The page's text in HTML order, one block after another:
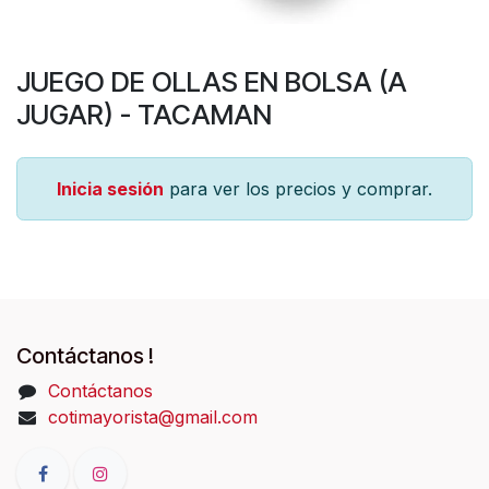
JUEGO DE OLLAS EN BOLSA (A
JUGAR) - TACAMAN
Inicia sesión para ver los precios y comprar.
Contáctanos !
Contáctanos
cotimayorista@gmail.com